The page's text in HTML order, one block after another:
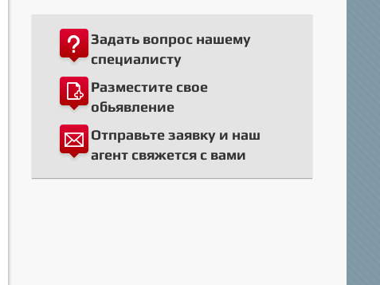
Задать вопрос нашему
специалисту
Разместите свое
обьявление
Отправьте заявку и наш
агент свяжется с вами